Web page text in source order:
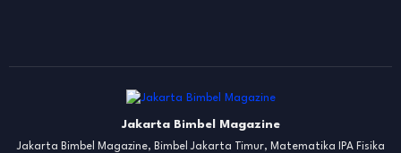
Jakarta Bimbel Magazine
Jakarta Bimbel Magazine, Bimbel Jakarta Timur, Matematika IPA Fisika